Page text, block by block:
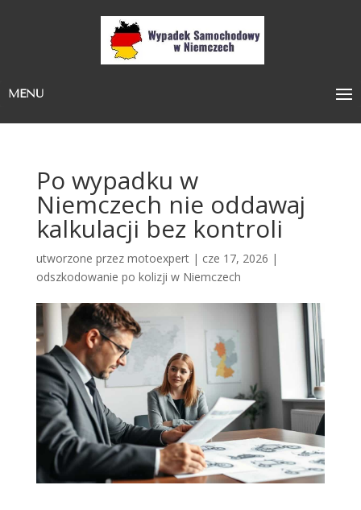
MENU
Po wypadku w
Niemczech nie oddawaj
kalkulacji bez kontroli
utworzone przez motoexpert| cze 17, 2026 |
odszkodowanie po kolizji w Niemczech